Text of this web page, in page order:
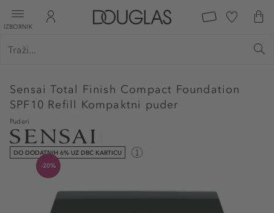
IZBORNIK
SensaiTotal Finish Compact Foundation
SPF10 Refill Kompaktni puder
Puderi
DO DODATNIH 6% UZ DBC KARTICU
-20%